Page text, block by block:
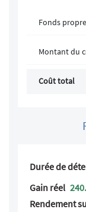
Fonds
Montant du
Coût total
Durée de
Gain réel
Rendement